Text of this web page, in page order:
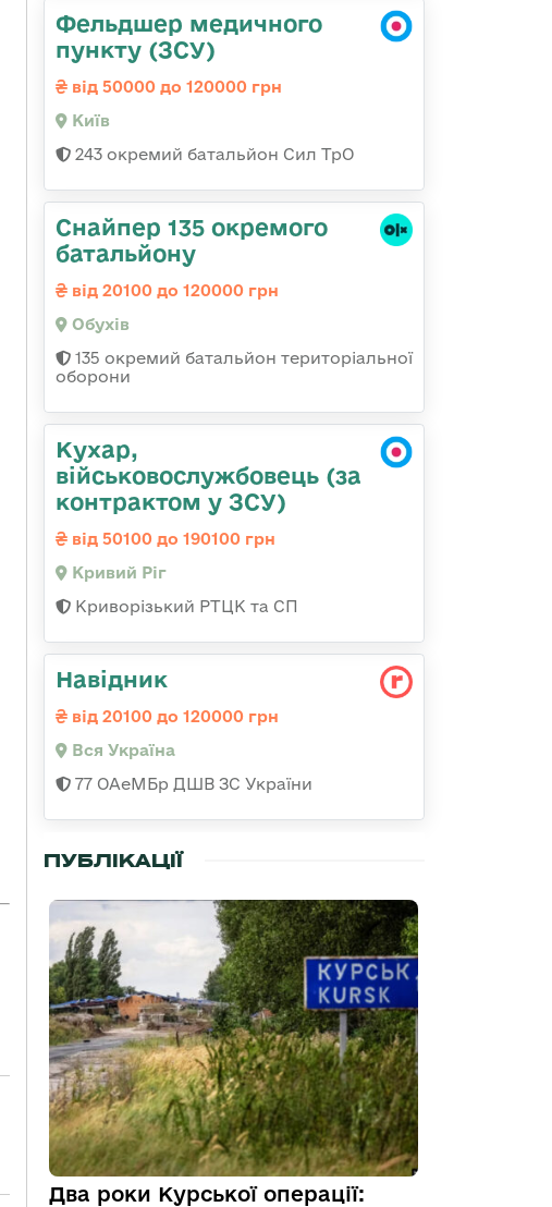
Фельдшер медичного
пункту (ЗСУ)
від 50000 до 120000 грн
Київ
243 окремий батальйон Сил ТрО
Снайпер 135 окремого
батальйону
від 20100 до 120000 грн
Обухів
135 окремий батальйон територіальної
оборони
Кухар,
військовослужбовець (за
контрактом у ЗСУ)
від 50100 до 190100 грн
Кривий Ріг
Криворізький РТЦК та СП
Навідник
від 20100 до 120000 грн
Вся Україна
77 ОАеМБр ДШВ ЗС України
ПУБЛІКАЦІЇ
Два роки Курської операції: